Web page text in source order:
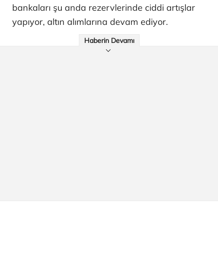
bankaları şu anda rezervlerinde ciddi artışlar
yapıyor, altın alımlarına devam ediyor.
Haberin Devamı